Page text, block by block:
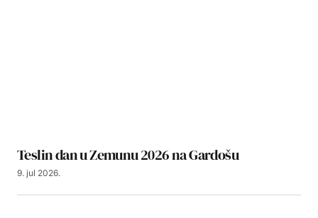
Teslin dan u Zemunu 2026 na Gardošu
9. jul 2026.